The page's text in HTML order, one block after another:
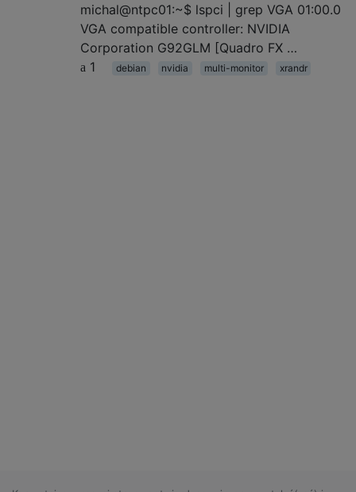
michal@ntpc01:~$ lspci | grep VGA 01:00.0
VGA compatible controller: NVIDIA
Corporation G92GLM [Quadro FX …
1
debian nvidia multi-monitor xrandr